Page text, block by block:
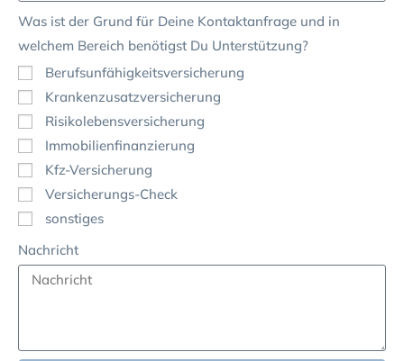
Was ist der Grund für Deine Kontaktanfrage und in
welchem Bereich benötigst Du Unterstützung?
Berufsunfähigkeitsversicherung
Krankenzusatzversicherung
Risikolebensversicherung
Immobilienfinanzierung
Kfz-Versicherung
Versicherungs-Check
sonstiges
Nachricht